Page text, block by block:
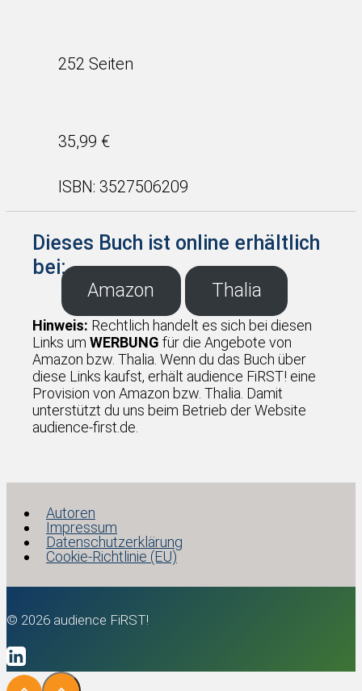
252 Seiten
35,99 €
ISBN: 3527506209
Dieses Buch ist online erhältlich
bei:
Amazon Thalia
Hinweis: Rechtlich handelt es sich bei diesen
Links um WERBUNG für die Angebote von
Amazon bzw. Thalia. Wenn du das Buch über
diese Links kaufst, erhält audience FiRST! eine
Provision von Amazon bzw. Thalia. Damit
unterstützt du uns beim Betrieb der Website
audience-first.de.
Autoren
Impressum
Datenschutzerklärung
Cookie-Richtlinie (EU)
© 2026 audience FiRST!